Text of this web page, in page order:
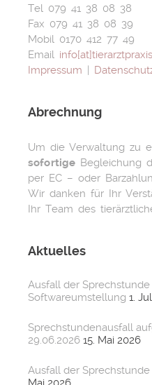
Tel 079 41 38 08 38
Fax 079 41 38 08 39
Mobil 0170 412 77 49
Email
Impressum |
Abrechnung
Um die Verwaltung zu
sofortige Begleichung
per EC – oder
Wir danken für Ihr
Ihr Team des
Aktuelles
Ausfall der
Softwareumstellung 1.
Sprechstundenausfall
29.06.2026 15. Mai 2026
Ausfall der